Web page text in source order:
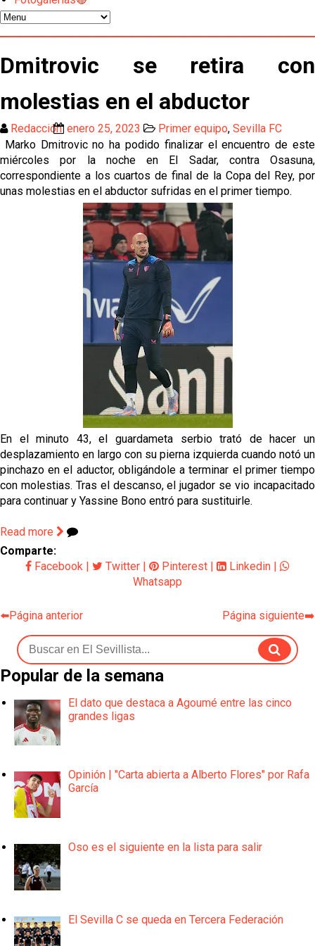
temporada pasada”
El Sevilla FC empieza a inscribir a los nuevos
García
Análisis I Quién es y cómo juega Fran González
Endrick y Marc Bernal protagonizan las ofertas más
destacadas del día
El Sevilla Juvenil A última detalles en Canarias para
su debut en la Cantalejo Province Cup
La cita ante el Espanyol a domicilio ya tiene horario
El dato que destaca a Agoumé entre las cinco
Juanlu de vuelta a Sevilla para cerrar su fichaje a la
El Granada negocia con el Sevilla FC por Alberto
El Sevilla continúa con despidos y rechaza una
oferta de 420 millones por el club
El Sevilla mueve ficha por Robbie Ure: la opción 'A'
para el ataque nervionense
Dmitrovic se retira con
molestias en el abductor
Redacción enero 25, 2023 Primer equipo, Sevilla FC
Marko Dmitrovic no ha podido finalizar el encuentro de este
miércoles por la noche en El Sadar, contra Osasuna,
correspondiente a los cuartos de final de la Copa del Rey, por
unas molestias en el abductor sufridas en el primer tiempo.
En el minuto 43, el guardameta serbio trató de hacer un
desplazamiento en largo con su pierna izquierda cuando notó un
pinchazo en el aductor, obligándole a terminar el primer tiempo
con molestias. Tras el descanso, el jugador se vio incapacitado
para continuar y Yassine Bono entró para sustituirle.
Read more
Comparte:
Facebook
Twitter Pinterest Linkedin
Whatsapp
⬅️Página anterior Página siguiente➡️
Popular de la semana
El dato que destaca a Agoumé entre las cinco
grandes ligas
Opinión | "Carta abierta a Alberto Flores" por Rafa
García
Oso es el siguiente en la lista para salir
El Sevilla C se queda en Tercera Federación